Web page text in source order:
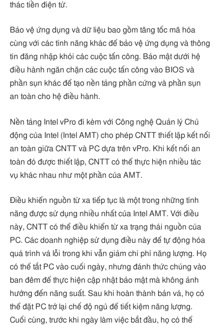
thác tiền điện tử.
Bảo vệ ứng dụng và dữ liệu bao gồm tăng tốc mã hóa
cùng với các tính năng khác để bảo vệ ứng dụng và thông
tin đăng nhập khỏi các cuộc tấn công. Bảo mật dưới hệ
điều hành ngăn chặn các cuộc tấn công vào BIOS và
phần sụn khác để tạo nền tảng phần cứng và phần sụn
an toàn cho hệ điều hành.
Nền tảng Intel vPro đi kèm với Công nghệ Quản lý Chủ
động của Intel (Intel AMT) cho phép CNTT thiết lập kết nối
an toàn giữa CNTT và PC dựa trên vPro. Khi kết nối an
toàn đó được thiết lập, CNTT có thể thực hiện nhiều tác
vụ khác nhau như một phần của AMT.
Điều khiển nguồn từ xa tiếp tục là một trong những tính
năng được sử dụng nhiều nhất của Intel AMT. Với điều
này, CNTT có thể điều khiển từ xa trạng thái nguồn của
PC. Các doanh nghiệp sử dụng điều này để tự động hóa
quá trình vá lỗi trong khi vẫn giảm chi phí năng lượng. Họ
có thể tắt PC vào cuối ngày, nhưng đánh thức chúng vào
ban đêm để thực hiện cập nhật bảo mật mà không ảnh
hưởng đến năng suất. Sau khi hoàn thành bản vá, họ có
thể đặt PC trở lại chế độ ngủ để tiết kiệm năng lượng.
Cuối cùng, trước khi ngày làm việc bắt đầu, họ có thể